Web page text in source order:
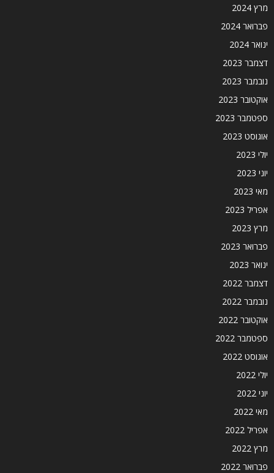
מרץ 2024
פברואר 2024
ינואר 2024
דצמבר 2023
נובמבר 2023
אוקטובר 2023
ספטמבר 2023
אוגוסט 2023
יולי 2023
יוני 2023
מאי 2023
אפריל 2023
מרץ 2023
פברואר 2023
ינואר 2023
דצמבר 2022
נובמבר 2022
אוקטובר 2022
ספטמבר 2022
אוגוסט 2022
יולי 2022
יוני 2022
מאי 2022
אפריל 2022
מרץ 2022
פברואר 2022